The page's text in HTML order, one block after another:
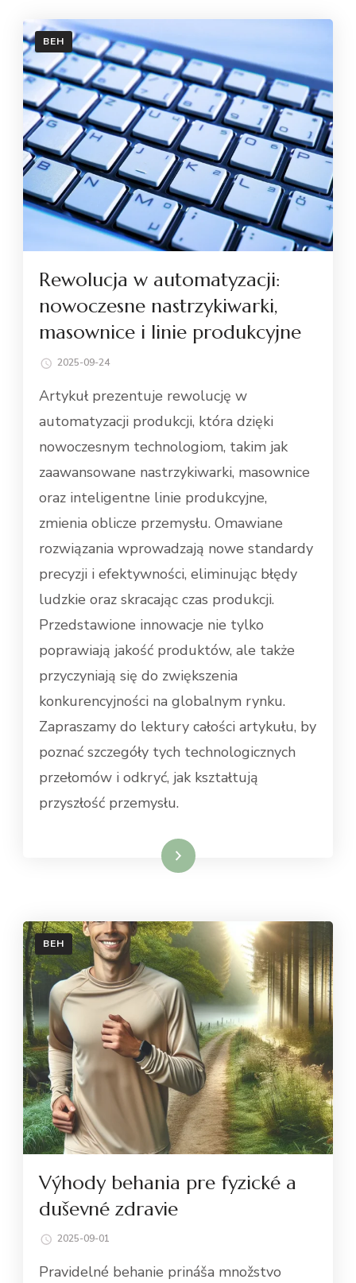
BEH
Rewolucja w automatyzacji:
nowoczesne nastrzykiwarki,
masownice i linie produkcyjne
2025-09-24
Artykuł prezentuje rewolucję w
automatyzacji produkcji, która dzięki
nowoczesnym technologiom, takim jak
zaawansowane nastrzykiwarki, masownice
oraz inteligentne linie produkcyjne,
zmienia oblicze przemysłu. Omawiane
rozwiązania wprowadzają nowe standardy
precyzji i efektywności, eliminując błędy
ludzkie oraz skracając czas produkcji.
Przedstawione innowacje nie tylko
poprawiają jakość produktów, ale także
przyczyniają się do zwiększenia
konkurencyjności na globalnym rynku.
Zapraszamy do lektury całości artykułu, by
poznać szczegóły tych technologicznych
przełomów i odkryć, jak kształtują
przyszłość przemysłu.
Dowiedz się więcej
BEH
Výhody behania pre fyzické a
duševné zdravie
2025-09-01
Pravidelné behanie prináša množstvo